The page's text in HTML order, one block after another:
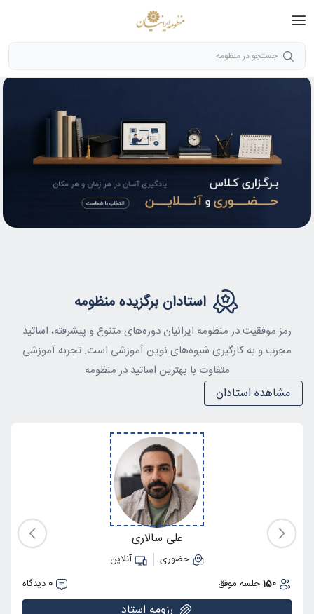
جستجو در منظومه
استادان برگزیده منظومه
رمز موفقیت در منظومه ایرانیان دوره‌های متنوع و پیشرفته، اساتید
مجرب و به کارگیری شیوه‌های نوین آموزشی است. تجربه آموزشی
متفاوت با بهترین اساتید در منظومه
مشاهده استادان
علی سالاری
حضوری
آنلاین
150جلسه موفق 0 دیدگاه
رزومه استاد